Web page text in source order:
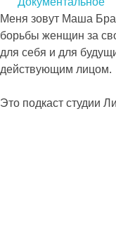
Меня зовут Маша
борьбы женщин за
для себя и для
действующим лицом.
Это подкаст студии